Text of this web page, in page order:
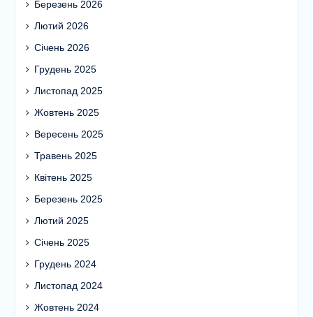
Березень 2026
Лютий 2026
Січень 2026
Грудень 2025
Листопад 2025
Жовтень 2025
Вересень 2025
Травень 2025
Квітень 2025
Березень 2025
Лютий 2025
Січень 2025
Грудень 2024
Листопад 2024